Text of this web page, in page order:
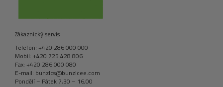
Zákaznický servis
Telefon: +420 286 000 000
Mobil: +420 725 428 806
Fax: +420 286 000 080
E-mail: bunzlcs@bunzlcee.com
Pondělí – Pátek 7,30 – 16,00